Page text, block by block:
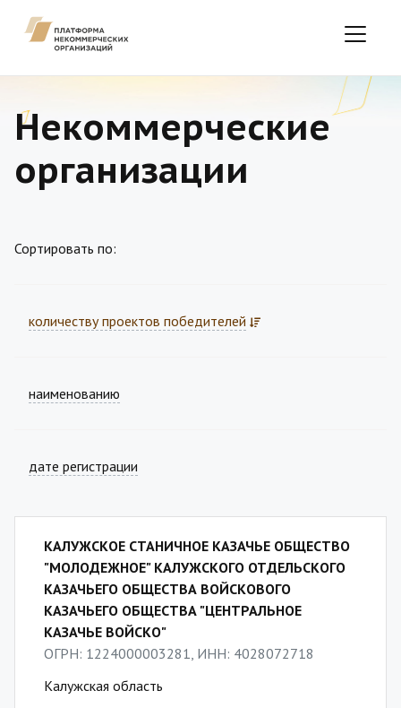
Некоммерческие
организации
Сортировать по:
количеству проектов победителей
наименованию
дате регистрации
КАЛУЖСКОЕ СТАНИЧНОЕ КАЗАЧЬЕ ОБЩЕСТВО
"МОЛОДЕЖНОЕ" КАЛУЖСКОГО ОТДЕЛЬСКОГО
КАЗАЧЬЕГО ОБЩЕСТВА ВОЙСКОВОГО
КАЗАЧЬЕГО ОБЩЕСТВА "ЦЕНТРАЛЬНОЕ
КАЗАЧЬЕ ВОЙСКО"
ОГРН: 1224000003281, ИНН: 4028072718
Калужская область